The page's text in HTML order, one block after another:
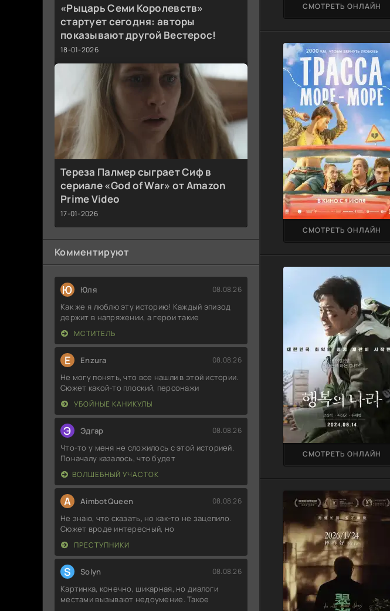
«Рыцарь Семи Королевств»
стартует сегодня: авторы
показывают другой Вестерос!
18-01-2026
Тереза Палмер сыграет Сиф в
сериале «God of War» от Amazon
Prime Video
17-01-2026
Комментируют
Ю Юля 08.08.26
Как же я люблю эту историю! Каждый эпизод
держит в напряжении, а герои такие
МСТИТЕЛЬ
E Enzura 08.08.26
Не могу понять, что все нашли в этой истории.
Сюжет какой-то плоский, персонажи
УБОЙНЫЕ КАНИКУЛЫ
Э Эдгар 08.08.26
Что-то у меня не сложилось с этой историей.
Поначалу казалось, что будет
ВОЛШЕБНЫЙ УЧАСТОК
A AimbotQueen 08.08.26
Не знаю, что сказать, но как-то не зацепило.
Сюжет вроде интересный, но
ПРЕСТУПНИКИ
S Solyn 08.08.26
Картинка, конечно, шикарная, но диалоги
местами вызывают недоумение. Такое
СМОТРЕТЬ ОНЛАЙН
СМОТРЕТЬ ОНЛАЙН
СМОТРЕТЬ ОНЛАЙН